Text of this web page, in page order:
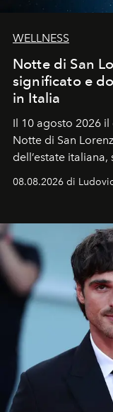
WELLNESS
Notte di San
significato e
in Italia
Il 10 agosto 2026
Notte di San
dell’estate
Sarà il momento
celeste per
all’universo i
08.08.2026 di